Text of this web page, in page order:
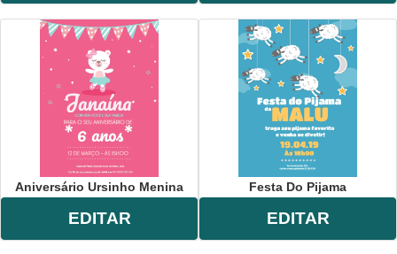
Aniversário Ursinho Menina
EDITAR
Festa Do Pijama
EDITAR